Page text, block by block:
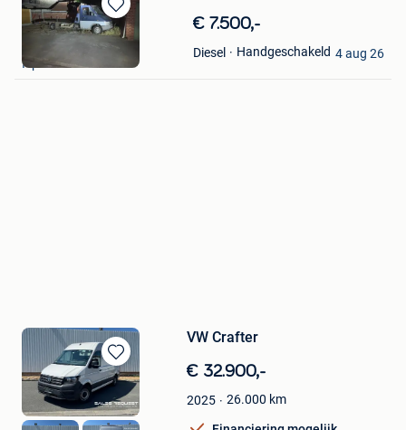
Bewaren
in
Favorieten
€ 7.500,-
Diesel Handgeschakeld
mbk booster 123
Ieper
4 aug 26
Bewaren
in
Mijn
Favorieten
VW Crafter
€ 32.900,-
2025 26.000 km